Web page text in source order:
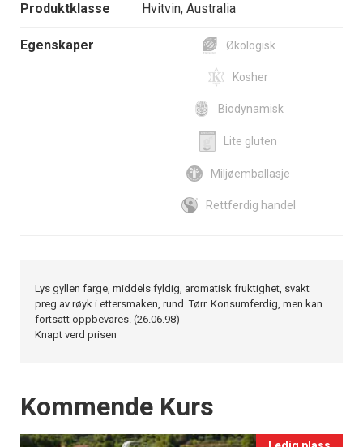
Produktklasse Hvitvin, Australia
Egenskaper Økologisk
Kosher
Biodynamisk
Lite gluten
Miljøemballasje
Rettferdig handel
Lys gyllen farge, middels fyldig, aromatisk fruktighet, svakt
preg av røyk i ettersmaken, rund. Tørr. Konsumferdig, men kan
fortsatt oppbevares. (26.06.98)
Knapt verd prisen
Events
Kommende Kurs